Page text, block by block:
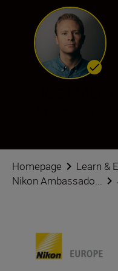
Homepage Learn &
Nikon Ambassado...